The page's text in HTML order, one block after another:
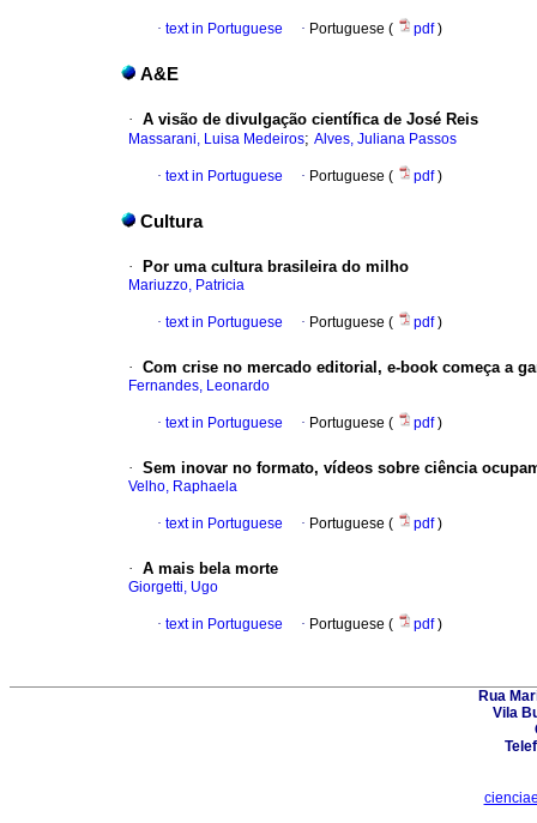
· text in Portuguese · Portuguese ( pdf)
A&E
· A visão de divulgação científica de José Reis
Massarani, Luisa Medeiros; Alves, Juliana Passos
· text in Portuguese · Portuguese ( pdf)
Cultura
· Por uma cultura brasileira do milho
Mariuzzo, Patricia
· text in Portuguese · Portuguese ( pdf)
· Com crise no mercado editorial, e-book começa a
Fernandes, Leonardo
· text in Portuguese · Portuguese ( pdf)
· Sem inovar no formato, vídeos sobre ciência
Velho, Raphaela
· text in Portuguese · Portuguese ( pdf)
· A mais bela morte
Giorgetti, Ugo
· text in Portuguese · Portuguese ( pdf)
Rua
Vila